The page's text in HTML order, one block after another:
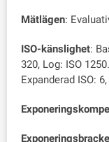
Mätlägen:
ISO-känslighet:
320, Log: ISO
Expanderad ISO: